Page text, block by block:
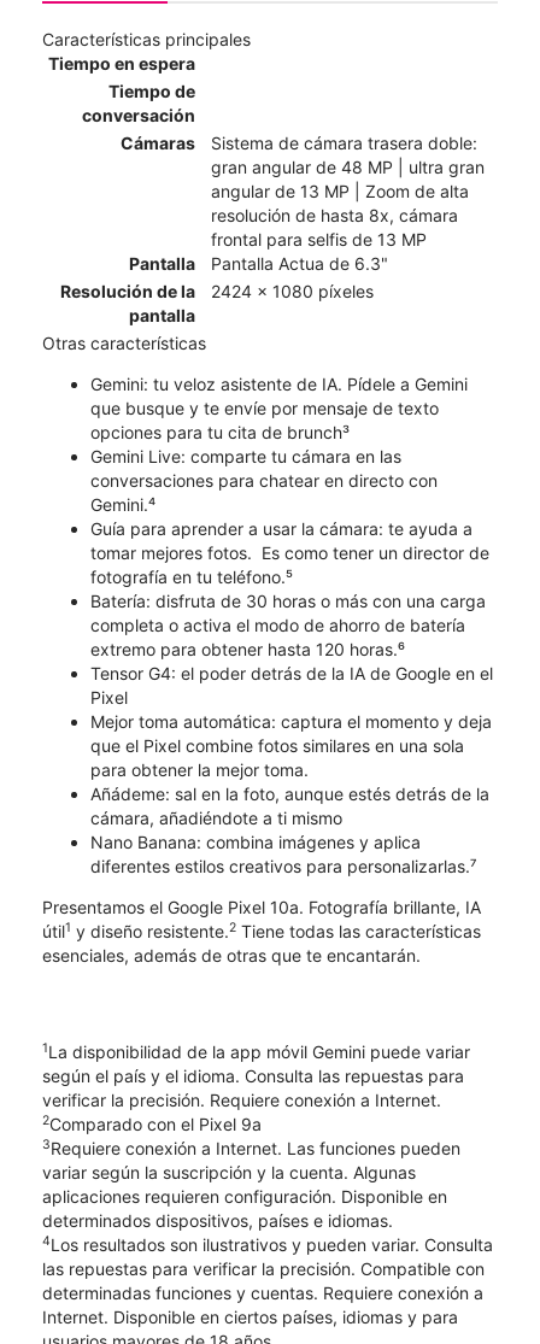
Características principales
Tiempo en espera
Tiempo de
conversación
Cámaras
Sistema de cámara trasera doble:
gran angular de 48 MP | ultra gran
angular de 13 MP | Zoom de alta
resolución de hasta 8x, cámara
frontal para selfis de 13 MP
Pantalla
Pantalla Actua de 6.3"
Resolución de la
pantalla
2424 x 1080 píxeles
Otras características
Gemini: tu veloz asistente de IA. Pídele a Gemini
que busque y te envíe por mensaje de texto
opciones para tu cita de brunch³
Gemini Live: comparte tu cámara en las
conversaciones para chatear en directo con
Gemini.⁴
Guía para aprender a usar la cámara: te ayuda a
tomar mejores fotos. Es como tener un director de
fotografía en tu teléfono.⁵
Batería: disfruta de 30 horas o más con una carga
completa o activa el modo de ahorro de batería
extremo para obtener hasta 120 horas.⁶
Tensor G4: el poder detrás de la IA de Google en el
Pixel
​​​​​​​Mejor toma automática: captura el momento y deja
que el Pixel combine fotos similares en una sola
para obtener la mejor toma.
Añádeme: sal en la foto, aunque estés detrás de la
cámara, añadiéndote a ti mismo
Nano Banana: combina imágenes y aplica
diferentes estilos creativos para personalizarlas.⁷
Presentamos el Google Pixel 10a. Fotografía brillante, IA
útil1 y diseño resistente.2 Tiene todas las características
esenciales, además de otras que te encantarán.
1La disponibilidad de la app móvil Gemini puede variar
según el país y el idioma. Consulta las repuestas para
verificar la precisión. Requiere conexión a Internet.
2Comparado con el Pixel 9a
3Requiere conexión a Internet. Las funciones pueden
variar según la suscripción y la cuenta. Algunas
aplicaciones requieren configuración. Disponible en
determinados dispositivos, países e idiomas.
4Los resultados son ilustrativos y pueden variar. Consulta
las repuestas para verificar la precisión. Compatible con
determinadas funciones y cuentas. Requiere conexión a
Internet. Disponible en ciertos países, idiomas y para